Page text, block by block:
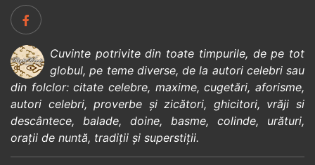
Cuvinte potrivite din toate timpurile, de pe tot
globul, pe teme diverse, de la autori celebrisau
din folclor:citate celebre, maxime,cugetări,aforisme,
autori celebri,proverbe și zicători, ghicitori, vrăji si
descântece, balade, doine, basme, colinde, urături,
orații de nuntă, tradiții și superstiții.